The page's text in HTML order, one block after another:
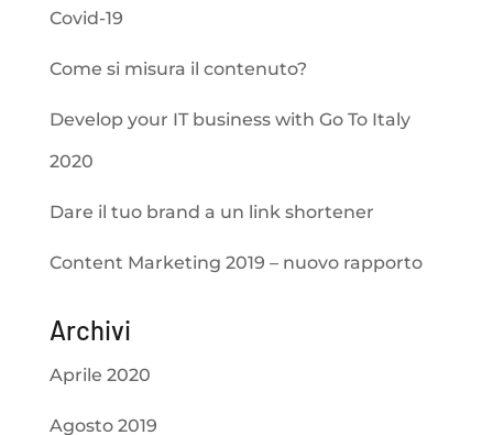
Covid-19
Come si misura il contenuto?
Develop your IT business with Go To Italy
2020
Dare il tuo brand a un link shortener
Content Marketing 2019 – nuovo rapporto
Archivi
Aprile 2020
Agosto 2019